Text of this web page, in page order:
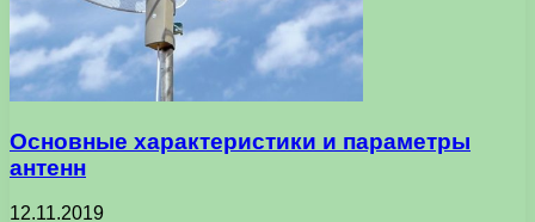
Основные характеристики и параметры
антенн
12.11.2019